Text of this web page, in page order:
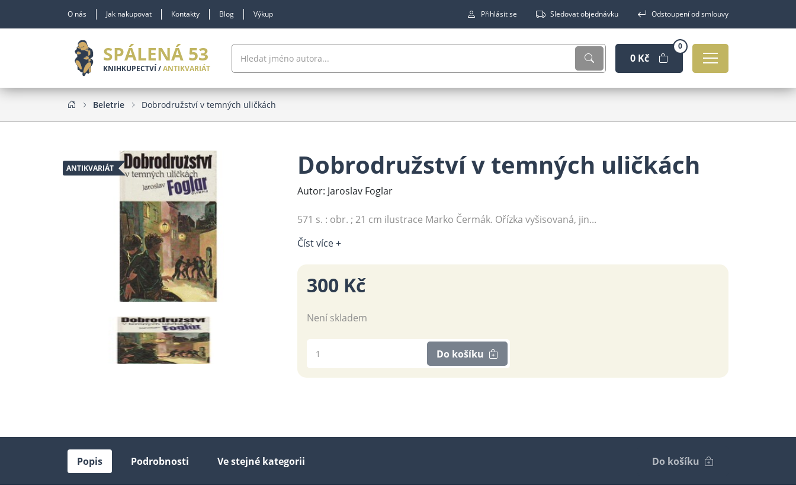
O nás Jak nakupovat Kontakty Blog Výkup Přihlásit se Sledovat objednávku Odstoupení od smlouvy
SPÁLENÁ 53
KNIHKUPECTVÍ /ANTIKVARIÁT
0 Kč
0
Beletrie Dobrodružství v temných uličkách
ANTIKVARIÁT Dobrodružství v temných uličkách
Autor: Jaroslav Foglar
571 s. : obr. ; 21 cm ilustrace Marko Čermák. Ořízka vyšisovaná, jin...
Číst více +
300 Kč
Není skladem
Do košíku
Popis Podrobnosti Ve stejné kategorii Do košíku